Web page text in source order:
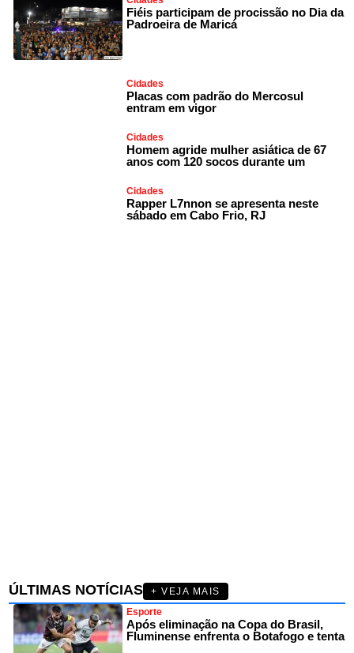
Fiéis participam de procissão no Dia da
Padroeira de Maricá
Cidades
Placas com padrão do Mercosul
entram em vigor
Cidades
Homem agride mulher asiática de 67
anos com 120 socos durante um
Cidades
Rapper L7nnon se apresenta neste
sábado em Cabo Frio, RJ
ÚLTIMAS NOTÍCIAS
+ VEJA MAIS
Esporte
Após eliminação na Copa do Brasil,
Fluminense enfrenta o Botafogo e tenta